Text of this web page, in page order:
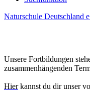
Naturschule Deutschland
Unsere Fortbildungen
zusammenhängenden
Hierkannst du dir unser